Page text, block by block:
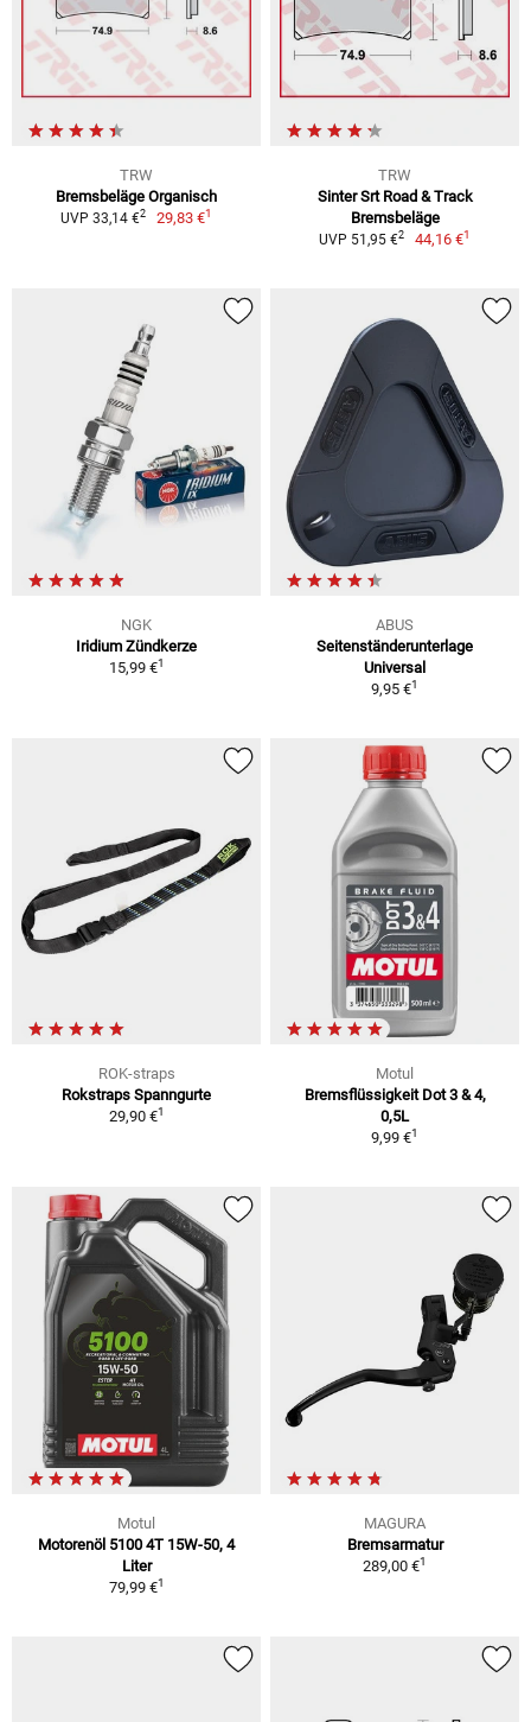
TRW
Bremsbeläge Organisch
UVP 33,14 €2 29,83 €1
TRW
Sinter Srt Road & Track
Bremsbeläge
UVP 51,95 €2 44,16 €1
NGK
Iridium Zündkerze
15,99 €1
ABUS
Seitenständerunterlage
Universal
9,95 €1
ROK-straps
Rokstraps Spanngurte
29,90 €1
Motul
Bremsflüssigkeit Dot 3 & 4,
0,5L
9,99 €1
Motul
Motorenöl 5100 4T 15W-50, 4
Liter
79,99 €1
MAGURA
Bremsarmatur
289,00 €1